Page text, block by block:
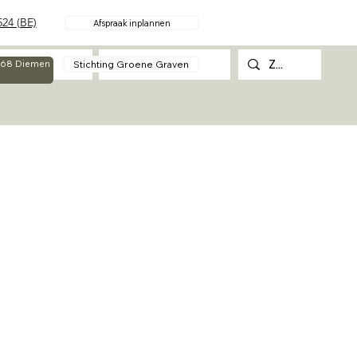
Over Contact
Diemen Stichting Groene Graven
(BE) Afspraak inplannen